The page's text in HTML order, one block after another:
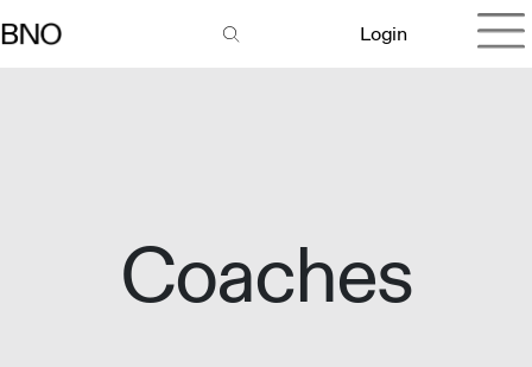
Login
Coaches